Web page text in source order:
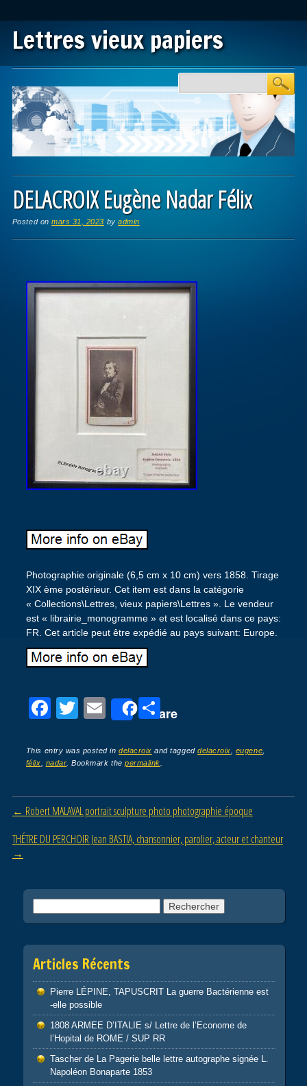
Lettres vieux papiers
Main menu
DELACROIX Eugène Nadar Félix
Posted onmars 31, 2023 byadmin
Photographie originale (6,5 cm x 10 cm) vers 1858. Tirage
XIX ème postérieur. Cet item est dans la catégorie
« Collections\Lettres, vieux papiers\Lettres ». Le vendeur
est « librairie_monogramme » et est localisé dans ce pays:
FR. Cet article peut être expédié au pays suivant: Europe.
F
c
e
b
o
o
T
tt
er
E
ail
Share
P
ta
g
er
This entry was posted indelacroix and taggeddelacroix eugene
félix
nadar . Bookmark thepermalink
Post navigation
← Robert MALAVAL portrait sculpture photo photographie époque
THÉTRE DU PERCHOIR Jean BASTIA, chansonnier, parolier, acteur et chanteur
→
Articles Récents
Pierre LÉPINE, TAPUSCRIT La guerre Bactérienne est
-elle possible
1808 ARMEE D’ITALIE s/ Lettre de l’Econome de
l’Hopital de ROME / SUP RR
Tascher de La Pagerie belle lettre autographe signée L.
Napoléon Bonaparte 1853